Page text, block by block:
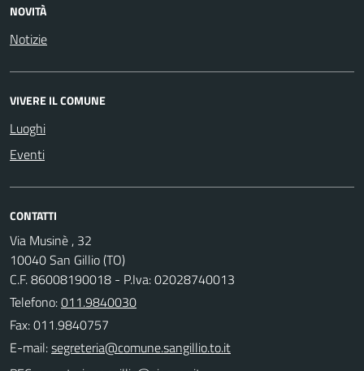
NOVITÀ
Notizie
VIVERE IL COMUNE
Luoghi
Eventi
CONTATTI
Via Musinè , 32
10040 San Gillio (TO)
C.F. 86008190018 - P.Iva: 02028740013
Telefono:011.9840030
Fax: 011.9840757
E-mail: